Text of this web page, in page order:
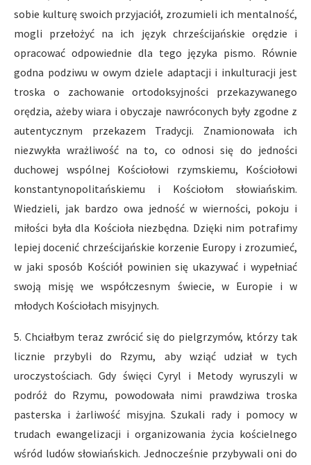
sobie kulturę swoich przyjaciół, zrozumieli ich mentalność,
mogli przełożyć na ich język chrześcijańskie orędzie i
opracować odpowiednie dla tego języka pismo. Równie
godna podziwu w owym dziele adaptacji i inkulturacji jest
troska o zachowanie ortodoksyjności przekazywanego
orędzia, ażeby wiara i obyczaje nawróconych były zgodne z
autentycznym przekazem Tradycji. Znamionowała ich
niezwykła wrażliwość na to, co odnosi się do jedności
duchowej wspólnej Kościołowi rzymskiemu, Kościołowi
konstantynopolitańskiemu i Kościołom słowiańskim.
Wiedzieli, jak bardzo owa jedność w wierności, pokoju i
miłości była dla Kościoła niezbędna. Dzięki nim potrafimy
lepiej docenić chrześcijańskie korzenie Europy i zrozumieć,
w jaki sposób Kościół powinien się ukazywać i wypełniać
swoją misję we współczesnym świecie, w Europie i w
młodych Kościołach misyjnych.
5. Chciałbym teraz zwrócić się do pielgrzymów, którzy tak
licznie przybyli do Rzymu, aby wziąć udział w tych
uroczystościach. Gdy święci Cyryl i Metody wyruszyli w
podróż do Rzymu, powodowała nimi prawdziwa troska
pasterska i żarliwość misyjna. Szukali rady i pomocy w
trudach ewangelizacji i organizowania życia kościelnego
wśród ludów słowiańskich. Jednocześnie przybywali oni do